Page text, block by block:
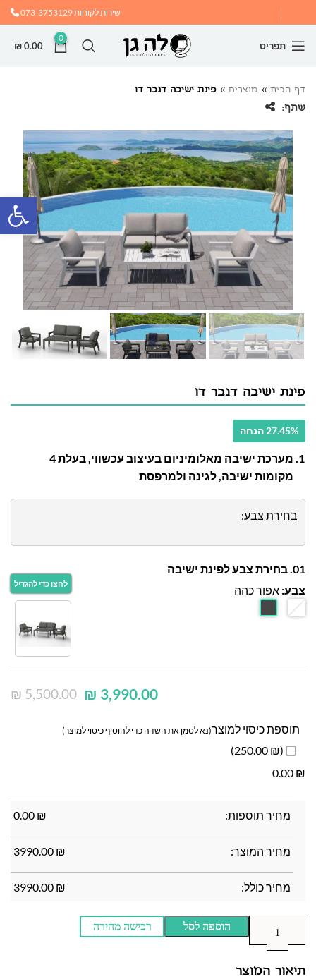
שירות לקוחות073-3753129
תפריט
0
₪0.00
דף הבית » מוצרים » פינת ישיבה דנבר דו
שתף:
פינת ישיבה דנבר דו
27.45% הנחה
מערכת ישיבה מאלומיניום בעיצוב עכשווי, בעלת 4
מקומות ישיבה, לגינה ולמרפסת
בחירת צבע:
01. בחירת צבע לפינת ישיבה
צבע: אפור כהה
₪5,500.00 ₪ 3,990.00
תוספת כיסוי למוצר(נא לסמן את השדה כדי להוסיף כיסוי למוצר)
(₪ 250.00)
₪
0.00
מחיר תוספות: ₪
0.00
מחיר המוצר: ₪
3990.00
מחיר כולל: ₪
3990.00
הוספה לסל רכישה מהירה
תיאור המוצר